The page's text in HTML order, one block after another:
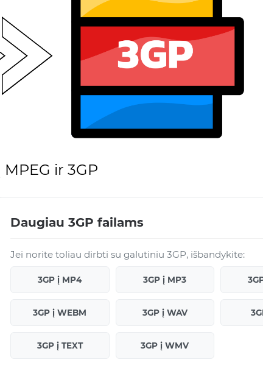
ir 3GP
Daugiau 3GP failams
Jei norite toliau dirbti su galutiniu 3GP, išbandykite:
3GP į MP4 3GP į MP3
3GP į WEBM 3GP į WAV
3GP į TEXT 3GP į WMV